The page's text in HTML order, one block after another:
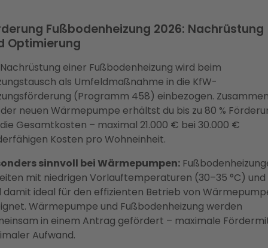
Fußbodenheizung 2026: Nachrüstung
Optimierung
einer Fußbodenheizung wird beim
als Umfeldmaßnahme in die KfW-
(Programm 458) einbezogen.
neuen Wärmepumpe erhältst du bis zu 80 %
Gesamtkosten – maximal 21.000 € bei 30.000 €
Kosten pro Wohneinheit.
sinnvoll bei Wärmepumpen:
mit niedrigen Vorlauftemperaturen (30–35 °C) und
damit ideal für den effizienten Betrieb von
Wärmepumpe und Fußbodenheizung werden
in einem Antrag gefördert – maximale
Aufwand.